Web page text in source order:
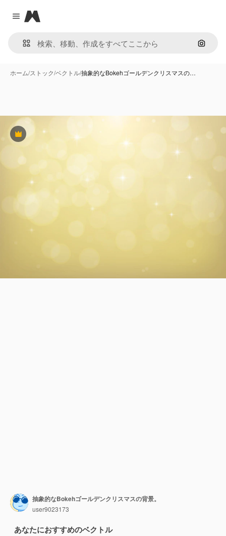
Close menu
Magnific
画像で
ホーム/ストック/ベクトル/抽象的なBokehゴールデンクリスマスの…
Premium
抽象的なBokehゴールデンクリスマスの背景。
user9023173
あなたにおすすめのベクトル